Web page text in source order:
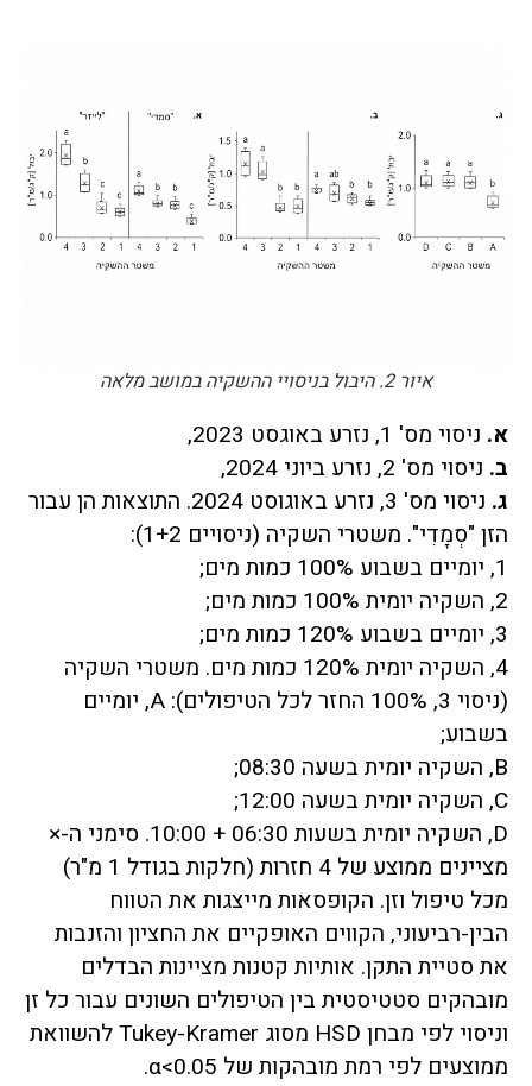
איור 2. היבול בניסויי ההשקיה במושב מלאה
א. ניסוי מס' 1, נזרע באוגסט 2023,
ב. ניסוי מס' 2, נזרע ביוני 2024,
ג.
ניסוי מס' 3, נזרע באוגוסט 2024. התוצאות הן עבור
הזן "סְמָדִי". משטרי השקיה (ניסויים 1+2):
1, יומיים בשבוע 100% כמות מים;
2, השקיה יומית 100% כמות מים;
3, יומיים בשבוע 120% כמות מים;
4, השקיה יומית 120% כמות מים. משטרי השקיה
(ניסוי 3, 100% החזר לכל הטיפולים): A, יומיים
בשבוע;
B, השקיה יומית בשעה 08:30;
C, השקיה יומית בשעה 12:00;
D, השקיה יומית בשעות 06:30 + 10:00. סימני ה-×
מציינים ממוצע של 4 חזרות (חלקות בגודל 1 מ"ר)
מכל טיפול וזן. הקופסאות מייצגות את הטווח
הבין-רביעוני, הקווים האופקיים את החציון והזנבות
את סטיית התקן. אותיות קטנות מציינות הבדלים
מובהקים סטטיסטית בין הטיפולים השונים עבור כל זן
וניסוי לפי מבחן HSD מסוג Tukey-Kramer להשוואת
ממוצעים לפי רמת מובהקות של α<0.05.